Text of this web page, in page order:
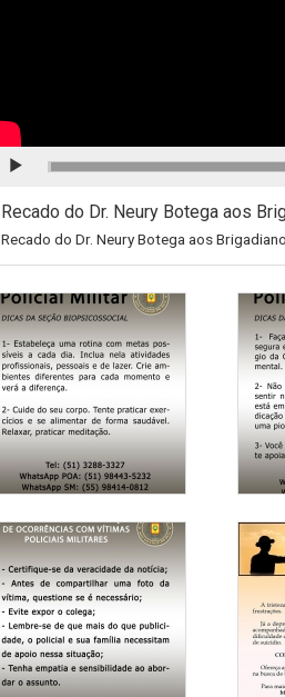
CONTINUAR
Recado do Dr. Neury Botega aos
Recado do Dr. Neury Botega aos